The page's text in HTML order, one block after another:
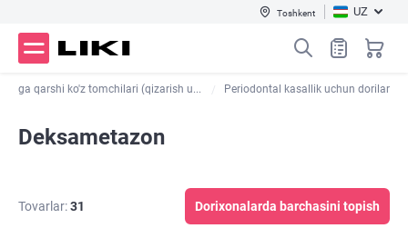
Toshkent UZ
qarshi ko'z tomchilari (qizarish u... Periodontal kasallik uchun dorilar
Deksametazon
Tovarlar:31 Dorixonalarda barchasini topish